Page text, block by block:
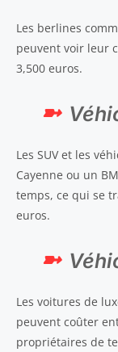
Les berlines
peuvent voir leur
3,500 euros.
Les SUV et les
Cayenne ou un
temps, ce qui se
euros.
Les voitures de
peuvent coûter
propriétaires de